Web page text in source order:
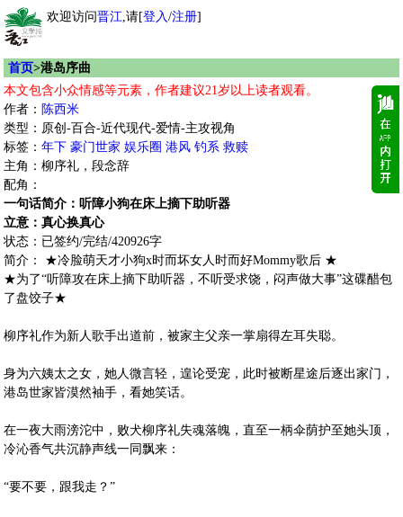
欢迎访问晋江,请[登入/注册]
首页>港岛序曲
本文包含小众情感等元素，作者建议21岁以上读者观看。
作者： 陈西米
类型：原创-百合-近代现代-爱情-主攻视角
标签： 年下 豪门世家 娱乐圈 港风 钓系 救赎
主角：柳序礼，段念辞
配角：
一句话简介：听障小狗在床上摘下助听器
立意：真心换真心
状态：已签约/完结/420926字
简介： ★冷脸萌天才小狗x时而坏女人时而好Mommy歌后 ★
★为了“听障攻在床上摘下助听器，不听受求饶，闷声做大事”这碟醋包
了盘饺子★
柳序礼作为新人歌手出道前，被家主父亲一掌扇得左耳失聪。
身为六姨太之女，她人微言轻，遑论受宠，此时被断星途后逐出家门，
港岛世家皆漠然袖手，看她笑话。
在一夜大雨滂沱中，败犬柳序礼失魂落魄，直至一柄伞荫护至她头顶，
冷沁香气共沉静声线一同飘来：
“要不要，跟我走？”